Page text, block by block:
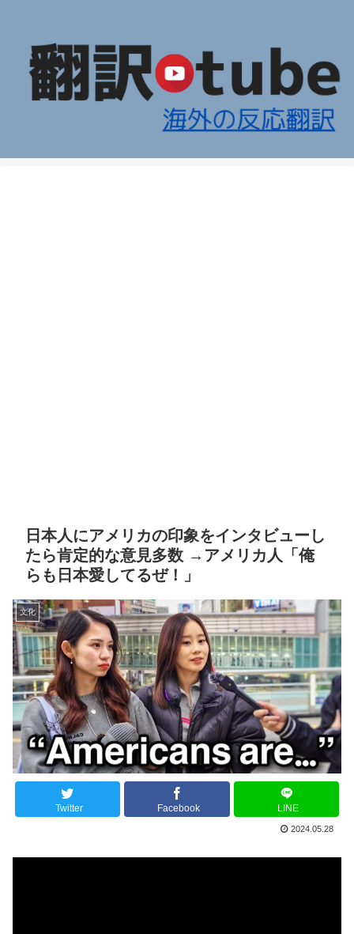
日本人にアメリカの印象をインタビューし
たら肯定的な意見多数 →アメリカ人「俺
らも日本愛してるぜ！」
文化
Twitter Facebook LINE
2024.05.28